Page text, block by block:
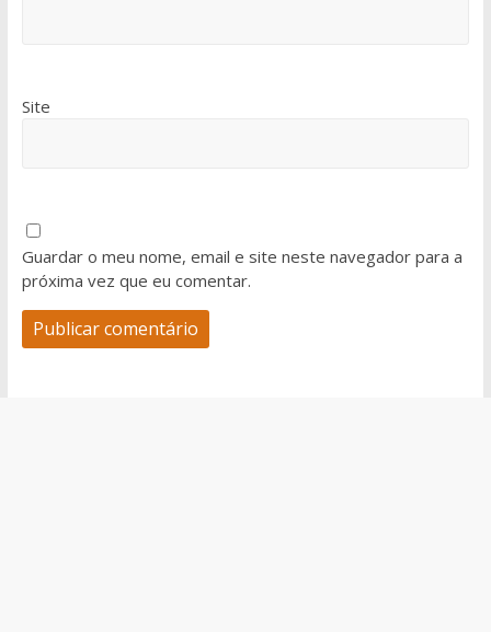
Site
Guardar o meu nome, email e site neste navegador para a
próxima vez que eu comentar.